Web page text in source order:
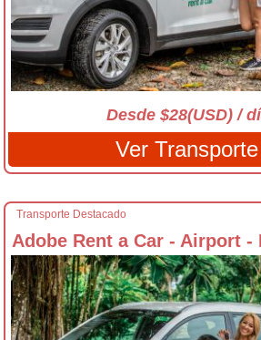
Desde $28(USD) /
Ver Transporte
Transporte Destacado
Adobe Rent a Car - Airport -